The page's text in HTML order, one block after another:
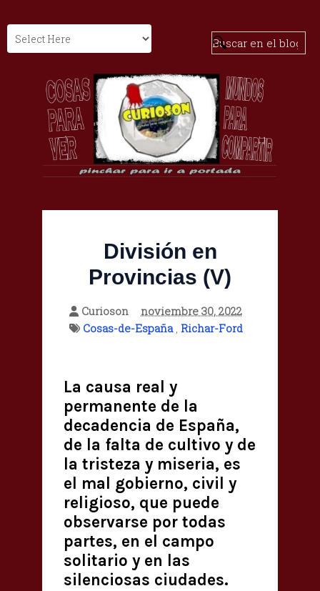
División en
Provincias (V)
Curioson
noviembre 30, 2022
Cosas-de-España, Richar-Ford
La causa real y
permanente de la
decadencia de España,
de la falta de cultivo y de
la tristeza y miseria, es
el mal gobierno, civil y
religioso, que puede
observarse por todas
partes, en el campo
solitario y en las
silenciosas ciudades.